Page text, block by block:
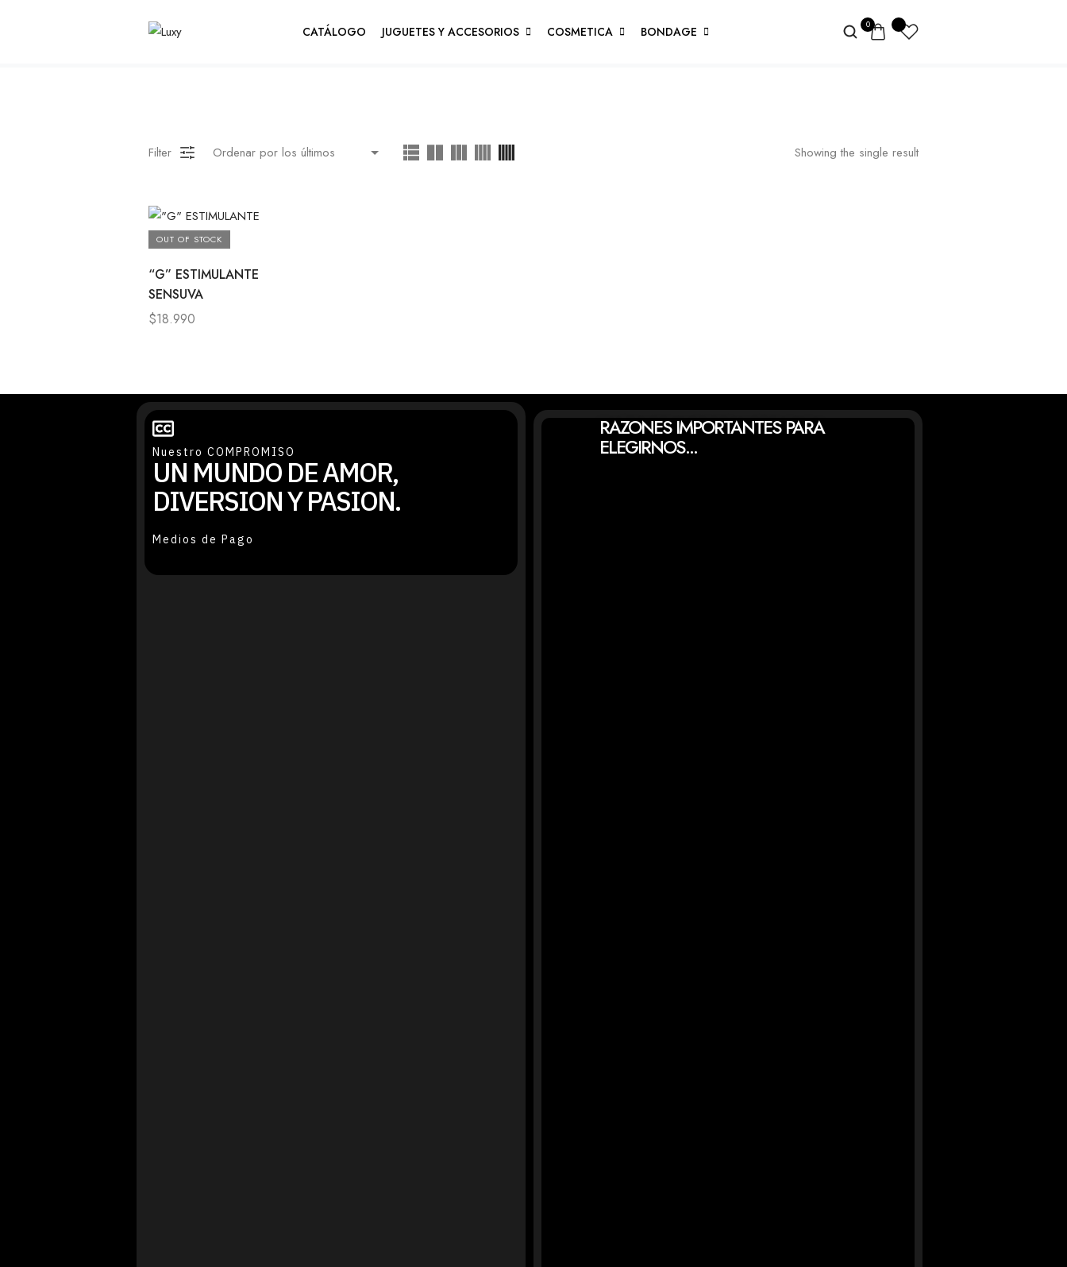
CATÁLOGO JUGUETES Y ACCESORIOS COSMETICA BONDAGE 0
Ellas / Productos etiquetados “Ellas”
Filter Showing the single result
OUT OF STOCK
“G” ESTIMULANTE
SENSUVA
$18.990
Nuestro COMPROMISO
UN MUNDO DE AMOR,
DIVERSION Y PASION.
Medios de Pago
RAZONES IMPORTANTES PARA
ELEGIRNOS...